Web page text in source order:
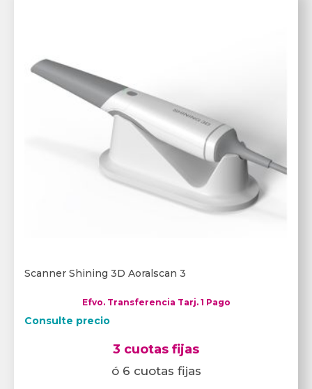
Scanner Shining 3D Aoralscan 3
Efvo. Transferencia Tarj. 1 Pago
Consulte precio
3 cuotas fijas
ó 6 cuotas fijas